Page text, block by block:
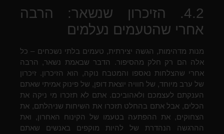
4.2. הזיכרון שנשאר: הרבה
אחרי שהטעמים נעלמים
מנות מדהימות, הגשה יצירתית, טעמים בלתי נשכחים – כל
אלה הם רק חלק מהסיפור. הדבר שבאמת נשאר, הרבה
אחרי שהצלחות נאספו והמטבח נוקה, הוא הזיכרון. זיכרון
של ערב מיוחד, של חוויה יוצאת דופן, של פינוק אמיתי שאתם
הענקתם לעצמכם ולאהוביכם. אתם לא תזכרו מי ניקה את
הכלים, אבל אתם בהחלט תזכרו את השיחות שניהלתם, את
הצחוקים, את ההפתעה בטעמו של הקינוח האחרון, ואת
ההרגשה הנהדרת של להיות מוקפים באנשים שאתם